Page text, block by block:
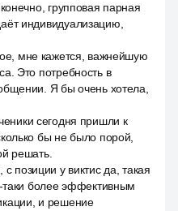
групповая парная
индивидуализацию,
мне кажется, важнейшую
Это потребность в
Я бы очень хотела,
сегодня пришли к
бы не было порой,
решать.
позиции y виктис да, такая
таки более эффективным
и решение